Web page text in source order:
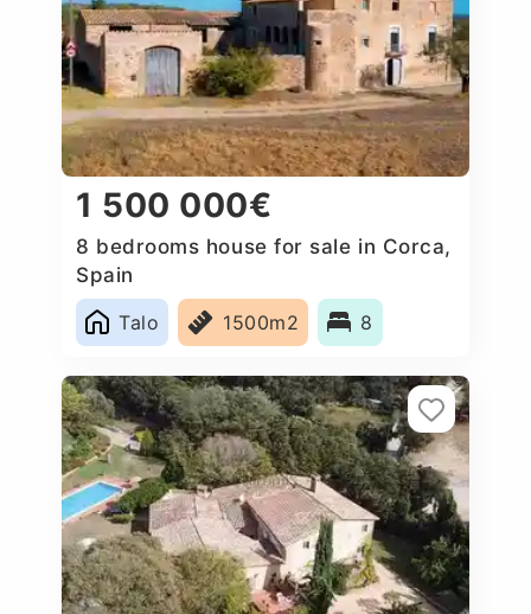
1 500 000€
8 bedrooms house for sale in Corca,
Spain
Talo
1500m2 8